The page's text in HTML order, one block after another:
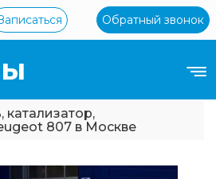
Обратный звонок
катализатор,
807 в Москве